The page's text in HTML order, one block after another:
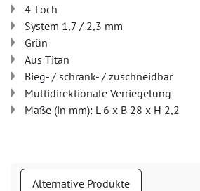
4-Loch
System 1,7 / 2,3 mm
Grün
Aus Titan
Bieg- / schränk- / zuschneidbar
Multidirektionale Verriegelung
Maße (in mm): L 6 x B 28 x H 2,2
Alternative Produkte